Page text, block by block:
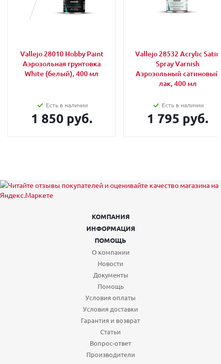
Vallejo 28010 Hobby Paint
Аэрозольная грунтовка
White (белый), 400 мл
Есть в наличии
1 850 руб.
Vallejo 28532 Acrylic Satin
Spray Varnish
Аэрозольный сатиновый
лак, 400 мл
Есть в наличии
1 795 руб.
КОМПАНИЯ
ИНФОРМАЦИЯ
ПОМОЩЬ
О компании
Новости
Документы
Помощь
Условия оплаты
Условия доставки
Гарантия и возврат
Статьи
Вопрос-ответ
Производители